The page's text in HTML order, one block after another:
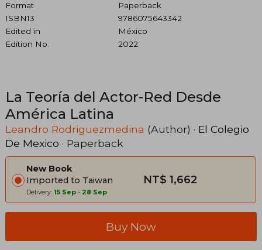
Format
Paperback
ISBN13
9786075643342
Edited in
México
Edition No.
2022
La Teoría del Actor-Red Desde
América Latina
Leandro Rodriguezmedina (Author) · El Colegio
De Mexico · Paperback
New Book
Imported to Taiwan
Delivery: 15 Sep - 28 Sep
NT$ 1,662
Buy Now